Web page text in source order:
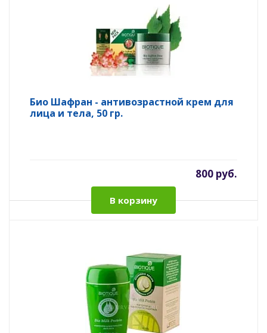
Био Шафран - антивозрастной крем для
лица и тела, 50 гр.
800 руб.
В корзину